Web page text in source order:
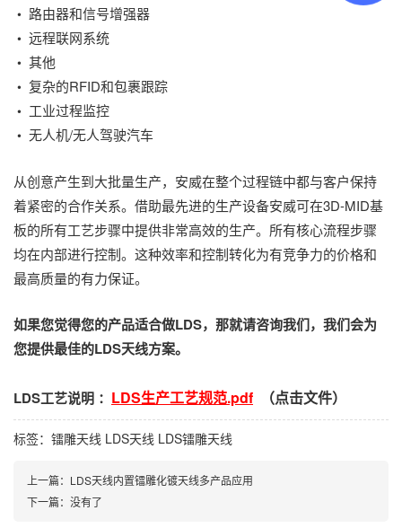
• 路由器和信号增强器
• 远程联网系统
• 其他
• 复杂的RFID和包裹跟踪
• 工业过程监控
• 无人机/无人驾驶汽车
从创意产生到大批量生产，安威在整个过程链中都与客户保持
着紧密的合作关系。借助最先进的生产设备安威可在3D-MID基
板的所有工艺步骤中提供非常高效的生产。所有核心流程步骤
均在内部进行控制。这种效率和控制转化为有竞争力的价格和
最高质量的有力保证。
如果您觉得您的产品适合做LDS，那就请咨询我们，我们会为
您提供最佳的LDS天线方案。
LDS工艺说明 ： LDS生产工艺规范.pdf （点击文件）
标签： 镭雕天线 LDS天线 LDS镭雕天线
上一篇： LDS天线内置镭雕化镀天线多产品应用
下一篇： 没有了